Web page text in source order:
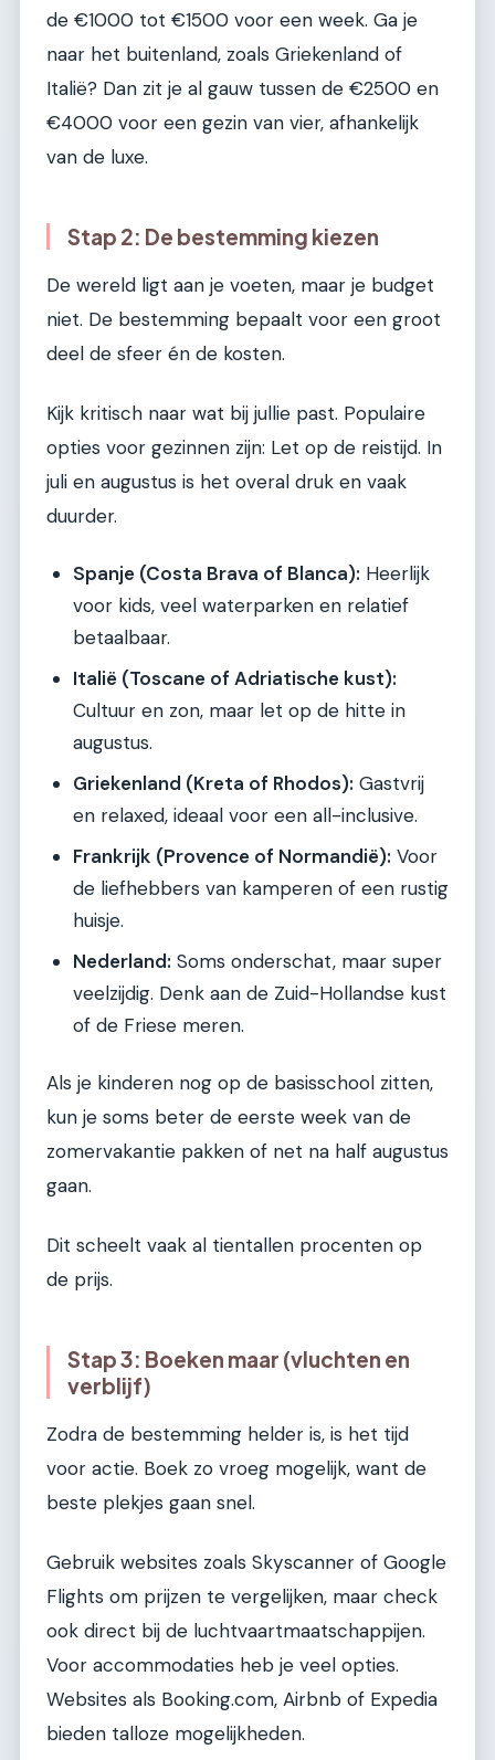
de €1000 tot €1500 voor een week. Ga je
naar het buitenland, zoals Griekenland of
Italië? Dan zit je al gauw tussen de €2500 en
€4000 voor een gezin van vier, afhankelijk
van de luxe.
Stap 2: De bestemming kiezen
De wereld ligt aan je voeten, maar je budget
niet. De bestemming bepaalt voor een groot
deel de sfeer én de kosten.
Kijk kritisch naar wat bij jullie past. Populaire
opties voor gezinnen zijn: Let op de reistijd. In
juli en augustus is het overal druk en vaak
duurder.
Spanje (Costa Brava of Blanca): Heerlijk
voor kids, veel waterparken en relatief
betaalbaar.
Italië (Toscane of Adriatische kust):
Cultuur en zon, maar let op de hitte in
augustus.
Griekenland (Kreta of Rhodos): Gastvrij
en relaxed, ideaal voor een all-inclusive.
Frankrijk (Provence of Normandië): Voor
de liefhebbers van kamperen of een rustig
huisje.
Nederland: Soms onderschat, maar super
veelzijdig. Denk aan de Zuid-Hollandse kust
of de Friese meren.
Als je kinderen nog op de basisschool zitten,
kun je soms beter de eerste week van de
zomervakantie pakken of net na half augustus
gaan.
Dit scheelt vaak al tientallen procenten op
de prijs.
Stap 3: Boeken maar (vluchten en
verblijf)
Zodra de bestemming helder is, is het tijd
voor actie. Boek zo vroeg mogelijk, want de
beste plekjes gaan snel.
Gebruik websites zoals Skyscanner of Google
Flights om prijzen te vergelijken, maar check
ook direct bij de luchtvaartmaatschappijen.
Voor accommodaties heb je veel opties.
Websites als Booking.com, Airbnb of Expedia
bieden talloze mogelijkheden.